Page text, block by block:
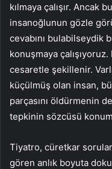
kılmaya çalışır. Ancak
insanoğlunun gözle
cevabını bulabilseydik
konuşmaya
cesaretle şekillenir.
küçülmüş olan insan,
parçasını öldürmenin
tepkinin sözcüsü
Tiyatro, cüretkar
gören anlık boyuta